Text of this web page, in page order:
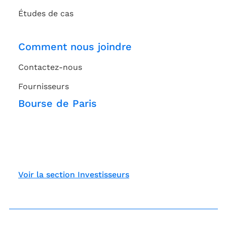
Études de cas
Comment nous joindre
Contactez-nous
Fournisseurs
Bourse de Paris
Voir la section Investisseurs